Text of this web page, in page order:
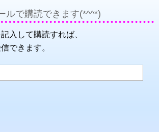
ルで購読できます(*^^*)
入して購読すれば、
できます。